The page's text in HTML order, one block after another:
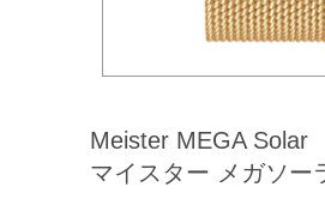
Meister MEGA Solar
マイスター メガソー